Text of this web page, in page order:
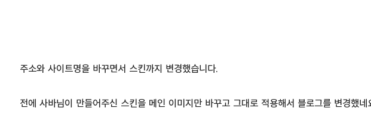
주소와 사이트명을 바꾸면서 스킨까지 변경했습니다.
전에 사바님이 만들어주신 스킨을 메인 이미지만 바꾸고 그대로 적용해서 블로그를 변경했